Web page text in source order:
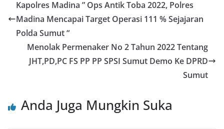
Kapolres Madina ” Ops Antik Toba 2022, Polres
Madina Mencapai Target Operasi 111 % Sejajaran
Polda Sumut “
Menolak Permenaker No 2 Tahun 2022 Tentang
JHT,PD,PC FS PP PP SPSI Sumut Demo Ke DPRD
Sumut
Anda Juga Mungkin Suka